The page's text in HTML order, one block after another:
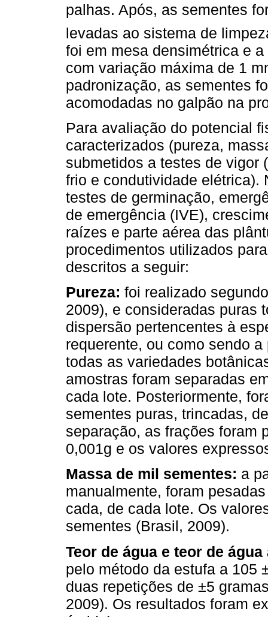
palhas. Após, as sementes
levadas ao sistema de
foi em mesa densimétrica e
com variação máxima de 1
padronização, as sementes
acomodadas no galpão na
Para avaliação do potencial
caracterizados (pureza,
submetidos a testes de vigor
frio e condutividade elétrica).
testes de germinação,
de emergência (IVE),
raízes e parte aérea das
procedimentos utilizados
descritos a seguir:
Pureza: foi realizado
2009), e consideradas puras
dispersão pertencentes à
requerente, ou como sendo
todas as variedades
amostras foram separadas
cada lote. Posteriormente,
sementes puras, trincadas,
separação, as frações foram
0,001g e os valores
Massa de mil sementes: a
manualmente, foram
cada, de cada lote. Os
sementes (Brasil, 2009).
Teor de água e teor de
pelo método da estufa a 105
duas repetições de ±5
2009). Os resultados foram